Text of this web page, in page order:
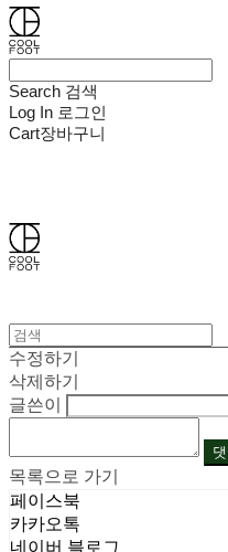
Search 검색
Log In 로그인
Cart장바구니
수정하기
삭제하기
글쓴이
목록으로 가기
페이스북
카카오톡
네이버 블로그